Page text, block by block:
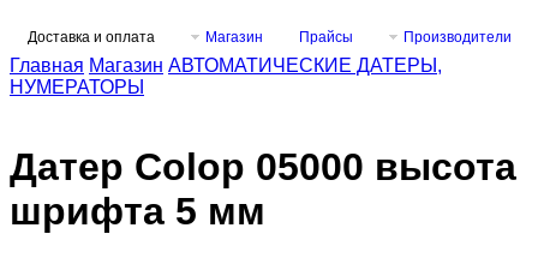
Доставка и оплата Магазин Прайсы Производители
Главная Магазин АВТОМАТИЧЕСКИЕ ДАТЕРЫ,
НУМЕРАТОРЫ
Датер Colop 05000 высота
шрифта 5 мм